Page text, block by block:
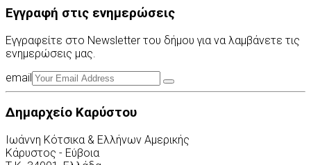
Εγγραφή στις ενημερώσεις
Εγγραφείτε στο Newsletter του δήμου για να λαμβάνετε τις
ενημερώσεις μας.
email
Δημαρχείο Καρύστου
Ιωάννη Κότσικα & Ελλήνων Αμερικής
Κάρυστος - Εύβοια